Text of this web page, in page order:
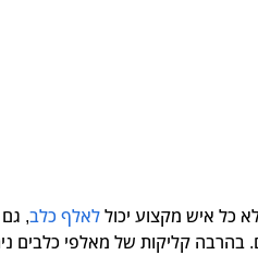
כל איש מקצוע יכוללאלף כלב,
מעט מאוד באילוף כלבים. בהרבה קליקות של מאלפי